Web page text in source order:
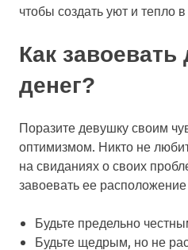
чтобы создать уют и тепло в
Как завоевать
денег?
Поразите девушку своим
оптимизмом. Никто не
на свиданиях о своих
завоевать ее
Будьте предельно
Будьте щедрым, но не